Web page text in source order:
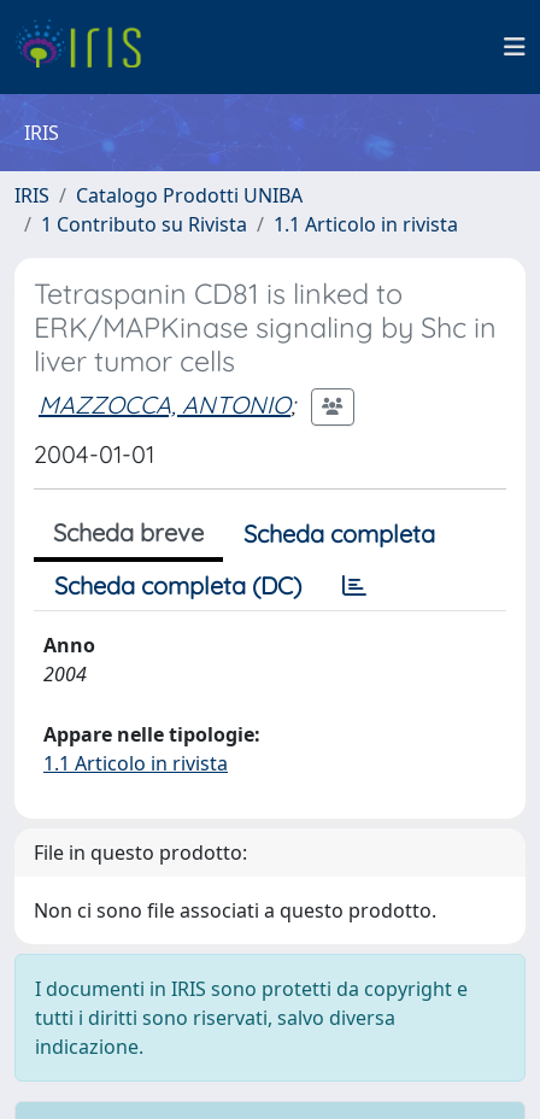
IRIS
IRIS
Catalogo Prodotti UNIBA
1 Contributo su Rivista
1.1 Articolo in rivista
Tetraspanin CD81 is linked to
ERK/MAPKinase signaling by Shc in
liver tumor cells
MAZZOCCA, ANTONIO;
2004-01-01
Scheda breve
Scheda completa
Scheda completa (DC)
Anno
2004
Appare nelle tipologie:
1.1 Articolo in rivista
File in questo prodotto:
Non ci sono file associati a questo prodotto.
I documenti in IRIS sono protetti da copyright e
tutti i diritti sono riservati, salvo diversa
indicazione.